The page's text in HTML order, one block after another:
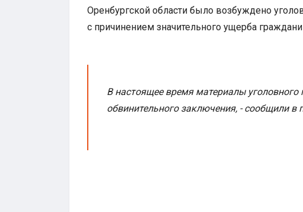
Оренбургской области было возбуждено
с причинением значительного ущерба
В настоящее время материалы
обвинительного заключения, - сообщили